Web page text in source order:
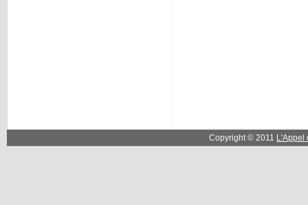
Copyright © 2011 L'Appel